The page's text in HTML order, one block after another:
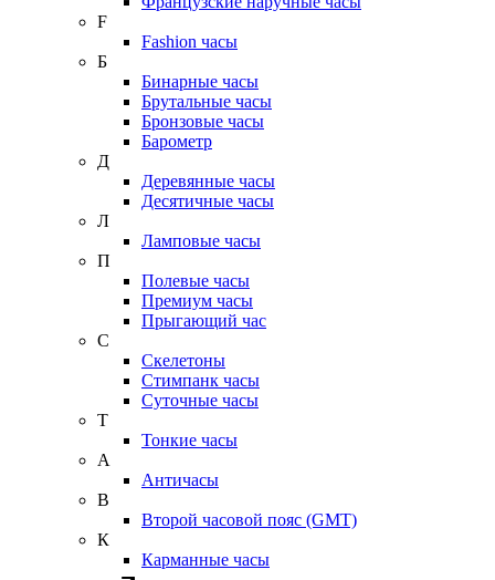
F
Fashion часы
Б
Бинарные часы
Брутальные часы
Бронзовые часы
Барометр
Д
Деревянные часы
Десятичные часы
Л
Ламповые часы
П
Полевые часы
Премиум часы
Прыгающий час
С
Скелетоны
Стимпанк часы
Суточные часы
Т
Тонкие часы
А
Античасы
В
Второй часовой пояс (GMT)
К
Карманные часы